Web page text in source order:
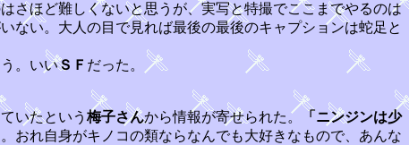
さほど難しくないと思うが、実写と特撮でここまでやるのは
ない。大人の目で見れば最後の最後のキャプションは蛇足と
。いいＳＦ だった。
いたという 梅子さんから情報が寄せられた。
「ニンジンは少
おれ自身がキノコの類ならなんでも大好きなもので、あんな